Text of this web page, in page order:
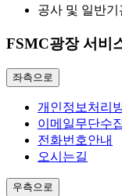
공사 및 일반기
FSMC광장 서비
좌측으로
개인정보처리
이메일무단수
전화번호안내
오시는길
우측으로